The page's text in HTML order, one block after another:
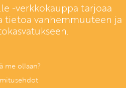
-verkkokauppa tarjoaa
tietoa vanhemmuuteen ja
me ollaan?